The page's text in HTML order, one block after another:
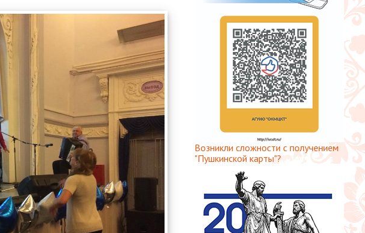
Возникли сложности с получением
"Пушкинской карты"?